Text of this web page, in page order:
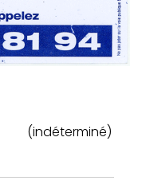
(indéterminé)